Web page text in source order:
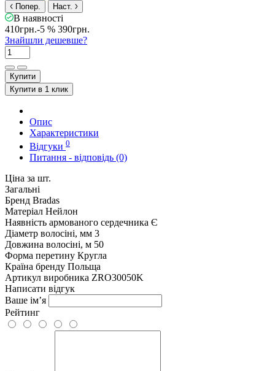
Попер. Наст.
В наявності
410грн.-5 % 390грн.
Знайшли дешевше?
Купити
Купити в 1 клик
Опис
Характеристики
Відгуки 0
Питання - відповідь (0)
Ціна за шт.
Загальні
Бренд Bradas
Матеріал Нейлон
Наявність армованого сердечника Є
Діаметр волосіні, мм 3
Довжина волосіні, м 50
Форма перетину Кругла
Країна бренду Польща
Артикул виробника ZRO30050K
Написати відгук
Ваше ім’я
Рейтинг